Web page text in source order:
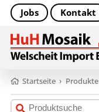
Jobs Kontakt
Startseite › Produkte